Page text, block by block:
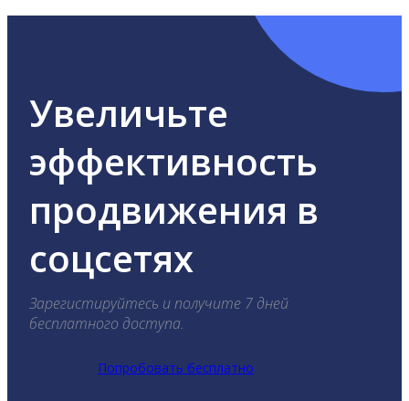
Увеличьте
эффективность
продвижения в
соцсетях
Зарегистируйтесь и получите 7 дней
бесплатного доступа.
Попробовать бесплатно